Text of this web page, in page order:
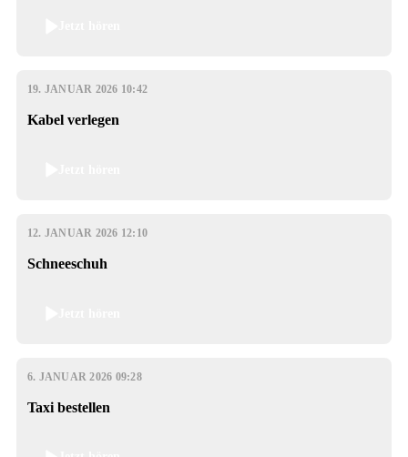
19. JANUAR 2026 10:42
Kabel verlegen
12. JANUAR 2026 12:10
Schneeschuh
6. JANUAR 2026 09:28
Taxi bestellen